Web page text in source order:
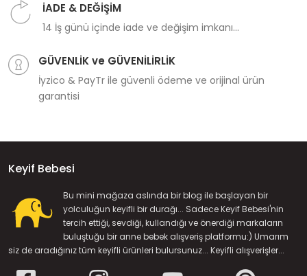
İADE & DEĞİŞİM
14 İş günü içinde iade ve değişim imkanı...
GÜVENLİK ve GÜVENİLİRLİK
İyzico & PayTr ile güvenli ödeme ve orijinal ürün
garantisi
Keyif Bebesi
Bu mini mağaza aslında bir blog ile başlayan bir
yolculuğun keyifli bir durağı... Sadece Keyif Bebesi'nin
tercih ettiği, sevdiği, kullandığı ve önerdiği markaların
buluştuğu bir anne bebek alışveriş platformu:) Umarım
siz de aradığınız tüm keyifli ürünleri bulursunuz... Keyifli alışverişler...